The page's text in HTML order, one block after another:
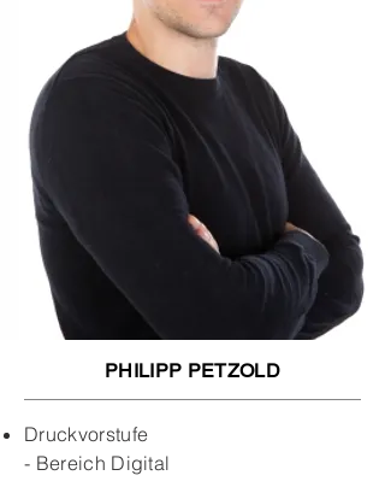
PHILIPP PETZOLD
Druckvorstufe
- Bereich Digital